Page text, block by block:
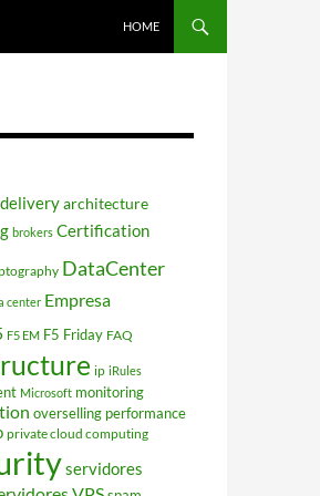
HOME
architecture
brokers Certification
DataCenter
center Empresa
F5 EM F5 Friday FAQ
ip iRules
Microsoft monitoring
overselling performance
private cloud computing
servidores